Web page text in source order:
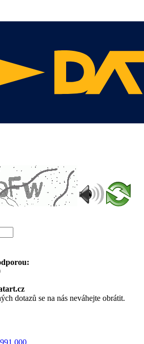
dotazů se na nás neváhejte obrátit.